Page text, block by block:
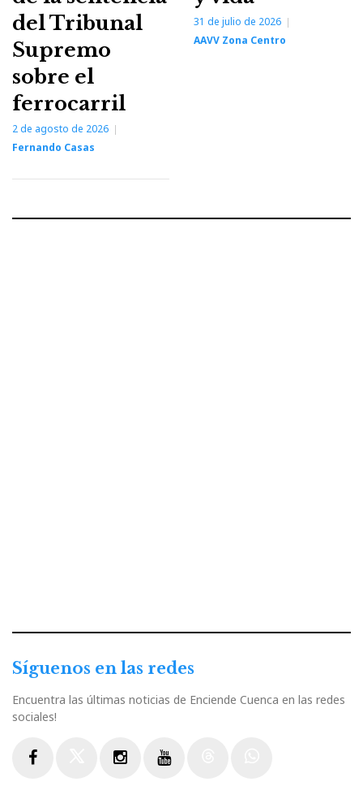
del Tribunal
Supremo
sobre el
ferrocarril
2 de agosto de 2026
Fernando Casas
31 de julio de 2026
AAVV Zona Centro
Síguenos en las redes
Encuentra las últimas noticias de Enciende Cuenca en las redes
sociales!